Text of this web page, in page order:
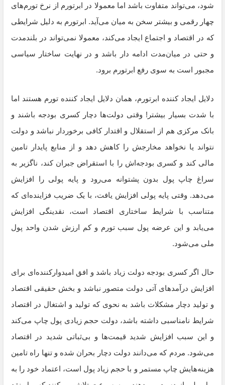
شود، می‌تواند متفاوت باشد اما معمولا در ابرتورم از نرخ تورم‌های
چهار رقمی و بیشتر سخن به میان می‌آید. ابرتورم به دلیل شرایطی
که در اقتصاد و اجتماع ایجاد می‌کند، معمولا نمی‌تواند در بلندمدت
و حتی در میان‌مدت ادامه دار باشد و در نهایت ساختار سیاسی
مجبور است به سوی رفع ابرتورم برود.
دلایل ایجاد کننده ابرتورم، همان دلایل ایجاد کننده تورم هستند اما
با شدت بسیار بیشتر! وقتی دولت‌ها دچار کسری بودجه باشند و
بانک مرکزی هم از استقلال و اقتدار کافی برخوردار نباشد و دولت
نتواند یا نخواهد مخارجش را کاهش دهد و از منابع پایدار تامین
مالی کند و کسری بودجه‌اش را با استقراض جبران کند، ناگزیر به
سراغ چاپ پول بدون پشتوانه می‌رود و پایه پولی را افزایش
می‌دهد. وقتی پایه پولی افزایش یافت، با یک ضریب فزاینده‌ای که
متناسب با شرایط ساختاری اقتصاد است، نقدینگی افزایش
می‌یابد و این عرضه‌ پول سبب تورم و کم ارزش شدن واحد پول
ملی می‌شود.
حال اگر کسری بودجه دولت زیاد باشد و افق امیدوارکننده‌ای برای
افزایش درآمدهای آتی دولت متصور نباشد و بخش حقیقی اقتصاد
و تولید دچار مشکلات باشد به نحوی که تولید و اشتغال در اقتصاد
شرایط نامناسبی داشته باشد، دولت حجم زیادی پول چاپ می‌کند
و این سبب افزایش شدید قیمت‌ها و بی‌ثباتی شدید در اقتصاد
می‌شود. مردم که می‌دانند دولت دچار بحران شده و تنها راه تامین
هزینه‌هایش چاپ مستمر و با حجم زیاد پول است، اعتماد خود را به